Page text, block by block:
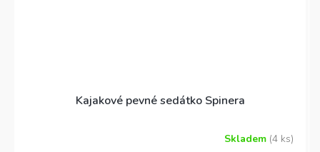
Kajakové pevné sedátko Spinera
Skladem (4 ks)